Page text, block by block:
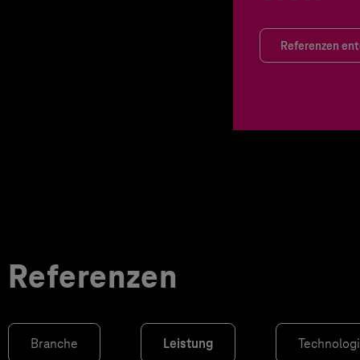
Referenzen
Referenzen
Branche Leistung